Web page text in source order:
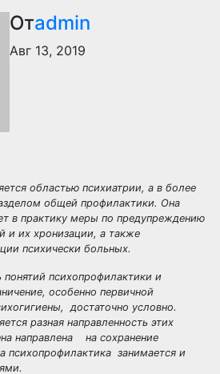
Отadmin
Авг 13, 2019
областью психиатрии, а в более
общей профилактики. Она
в практику меры по предупреждению
и их хронизации, а также
психически больных.
понятий психопрофилактики и
особенно первичной
достаточно условно.
разная направленность этих
направлена на сохранение
психопрофилактика занимается и